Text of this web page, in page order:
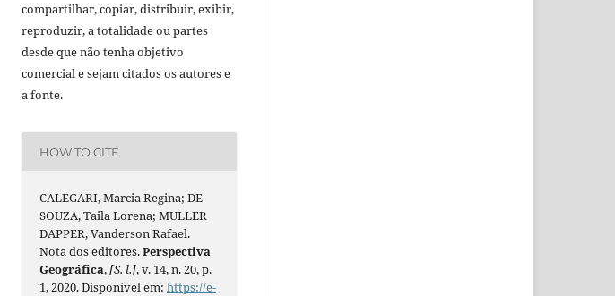
compartilhar, copiar, distribuir, exibir,
reproduzir, a totalidade ou partes
desde que não tenha objetivo
comercial e sejam citados os autores e
a fonte.
HOW TO CITE
CALEGARI, Marcia Regina; DE
SOUZA, Taila Lorena; MULLER
DAPPER, Vanderson Rafael.
Nota dos editores.Perspectiva
Geográfica,[S. l.], v. 14, n. 20, p.
1, 2020. Disponível em:https://e-